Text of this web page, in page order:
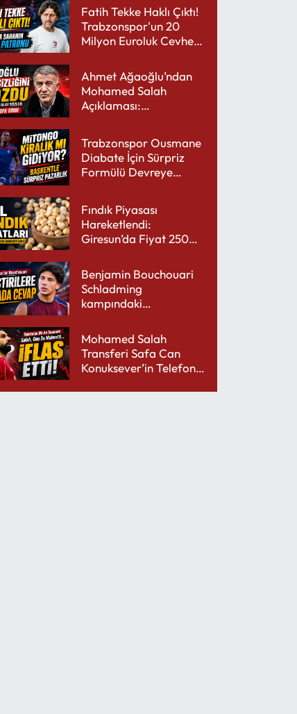
Fatih Tekke Haklı Çıktı!
Trabzonspor'un 20
Milyon Euroluk Cevheri
Ahmet Ağaoğlu’ndan
Mohamed Salah
Açıklaması:
Trabzonspor Ousmane
Diabate İçin Sürpriz
Formülü Devreye
Fındık Piyasası
Hareketlendi:
Giresun’da Fiyat 250
Benjamin Bouchouari
Schladming
kampındaki
Mohamed Salah
Transferi Safa Can
Konuksever’in Telefon